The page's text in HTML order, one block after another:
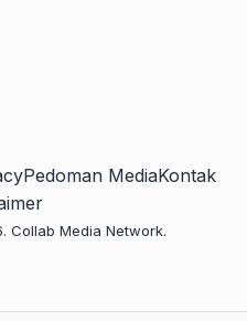
Pedoman MediaKontak
Collab Media Network.